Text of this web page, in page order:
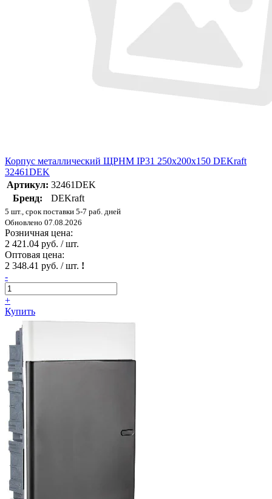
Корпус металлический ЩРНМ IP31 250х200х150 DEKraft
32461DEK
Артикул: 32461DEK
Бренд:
DEKraft
5 шт., срок поставки 5-7 раб. дней
Обновлено 07.08.2026
Розничная цена:
2 421.04 руб. / шт.
Оптовая цена:
2 348.41 руб. / шт. !
-
+
Купить